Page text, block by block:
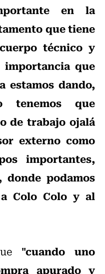
en la
que tiene
técnico y
que
estamos dando,
que
de trabajo ojalá
externo como
importantes,
podamos
Colo Colo y al
"cuando uno
apurado y